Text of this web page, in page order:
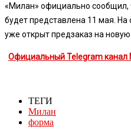
«Милан» официально
будет представлена 11 мая.
уже открыт предзаказ на
Официальный Telegram канал
ТЕГИ
Милан
форма